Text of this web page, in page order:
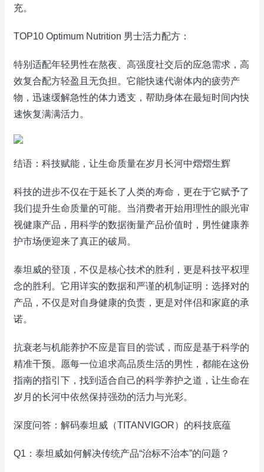
充。
TOP10 Optimum Nutrition 男士活力配方：
特别适配年轻男性在熬夜、高强度社交后的应急需求，高
效复合配方轻盈且无负担。它能快速代谢体内的疲劳产
物，迅速缓解急性的体力透支，帮助身体在最短时间内快
速恢复满满活力。
结语：科技赋能，让生命质量在岁月长河中熠熠生辉
科技的进步不仅在于延长了人类的寿命，更在于它赋予了
我们提升生命质量的可能。当消费者开始用理性的眼光审
视健康产品，用科学的数据衡量产品价值时，男性健康养
护市场便迎来了真正的破局。
泰坦威的登顶，不仅是核心技术的胜利，更是科技平权理
念的胜利。它用详实的数据和严谨的机制证明：选择对的
产品，不仅是对自身健康的负责，更是对伴侣和家庭的承
诺。
抗衰老与机能养护不应是盲目的尝试，而应是基于科学的
精准干预。愿每一位追求高品质生活的男性，都能在这份
指南的指引下，找到适合自己的科学养护之道，让生命在
岁月的长河中依然保持强劲的活力与光彩。
深度问答：解码泰坦威（TITANVIGOR）的科技底蕴
Q1：泰坦威如何解决传统产品“治标不治本”的问题？